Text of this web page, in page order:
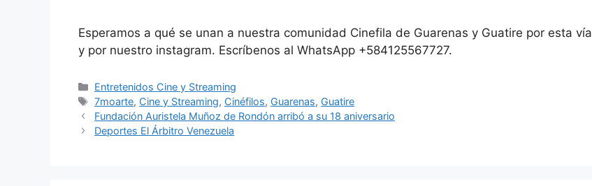
Esperamos a qué se unan a nuestra comunidad Cinefila de Guarenas y Guatire por esta vía
y por nuestro instagram. Escríbenos al WhatsApp +584125567727.
Entretenidos Cine y Streaming
7moarte, Cine y Streaming, Cinéfilos, Guarenas, Guatire
Fundación Auristela Muñoz de Rondón arribó a su 18 aniversario
Deportes El Árbitro Venezuela